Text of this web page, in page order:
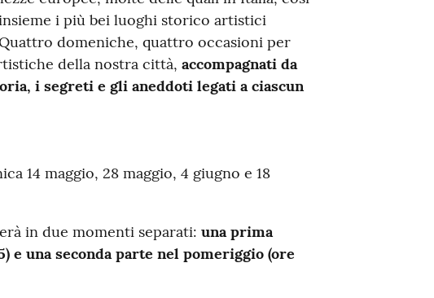
i più bei luoghi storico artistici
domeniche, quattro occasioni per
della nostra città, accompagnati da
i segreti e gli aneddoti legati a ciascun
14 maggio, 28 maggio, 4 giugno e 18
in due momenti separati: una prima
e una seconda parte nel pomeriggio (ore